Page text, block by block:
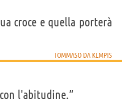
croce e quella porterà
TOMMASO DA KEMPIS
l'abitudine.”